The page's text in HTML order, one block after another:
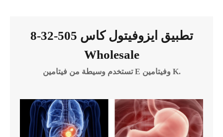
تطبيق ايزوفيتول كاس 505-32-8
Wholesale
تستخدم وسيطة من فيتامين E وفيتامين K.